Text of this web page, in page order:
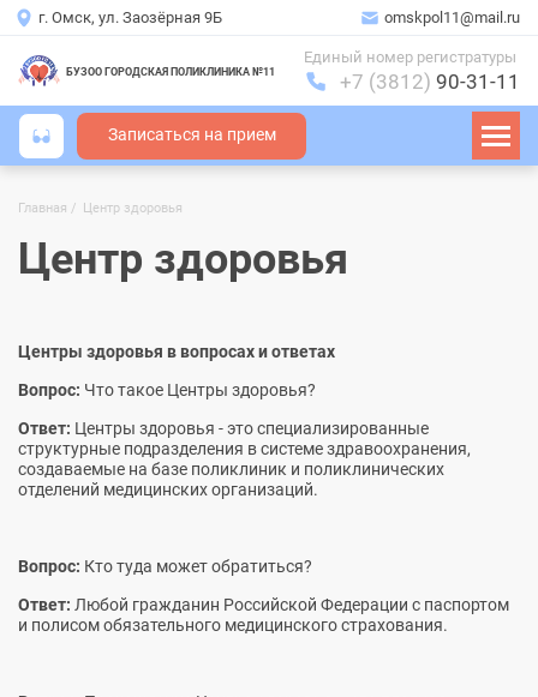
г. Омск, ул. Заозёрная 9Б omskpol11@mail.ru
БУЗОО ГОРОДСКАЯ ПОЛИКЛИНИКА №11
Единый номер регистратуры
+7 (3812) 90-31-11
Записаться на прием
Строка
навигации
Главная Центр здоровья
Центр здоровья
Центры здоровья в вопросах и ответах
Вопрос: Что такое Центры здоровья?
Ответ: Центры здоровья - это специализированные
структурные подразделения в системе здравоохранения,
создаваемые на базе поликлиник и поликлинических
отделений медицинских организаций.
Вопрос: Кто туда может обратиться?
Ответ: Любой гражданин Российской Федерации с паспортом
и полисом обязательного медицинского страхования.